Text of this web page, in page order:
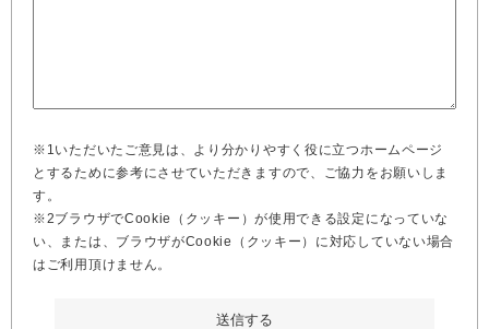
※1いただいたご意見は、より分かりやすく役に立つホームページ
とするために参考にさせていただきますので、ご協力をお願いしま
す。
※2ブラウザでCookie（クッキー）が使用できる設定になっていな
い、または、ブラウザがCookie（クッキー）に対応していない場合
はご利用頂けません。